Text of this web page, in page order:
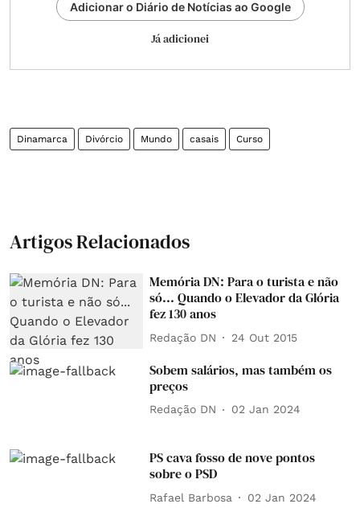
Adicionar o Diário de Notícias ao Google
Já adicionei
Dinamarca Divórcio Mundo casais Curso
Artigos Relacionados
Memória DN: Para o turista e não
só... Quando o Elevador da Glória
fez 130 anos
Redação DN 24 Out 2015
Sobem salários, mas também os
preços
Redação DN 02 Jan 2024
PS cava fosso de nove pontos
sobre o PSD
Rafael Barbosa 02 Jan 2024